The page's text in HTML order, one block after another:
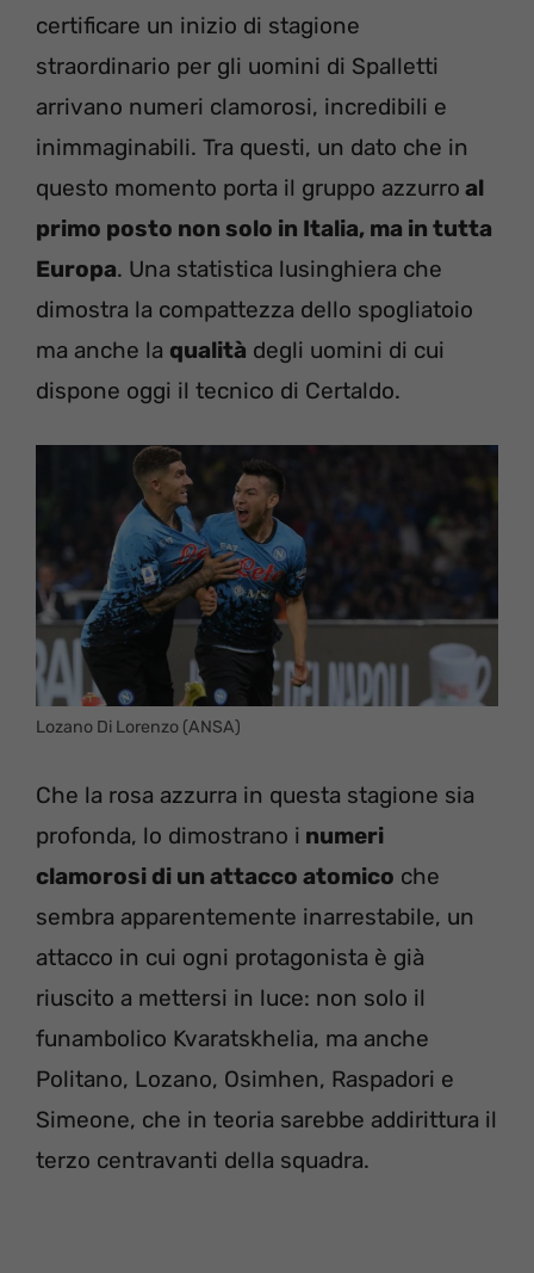
certificare un inizio di stagione
straordinario per gli uomini di Spalletti
arrivano numeri clamorosi, incredibili e
inimmaginabili. Tra questi, un dato che in
questo momento porta il gruppo azzurro al
primo posto non solo in Italia, ma in tutta
Europa. Una statistica lusinghiera che
dimostra la compattezza dello spogliatoio
ma anche la qualità degli uomini di cui
dispone oggi il tecnico di Certaldo.
Lozano Di Lorenzo (ANSA)
Che la rosa azzurra in questa stagione sia
profonda, lo dimostrano i numeri
clamorosi di un attacco atomico che
sembra apparentemente inarrestabile, un
attacco in cui ogni protagonista è già
riuscito a mettersi in luce: non solo il
funambolico Kvaratskhelia, ma anche
Politano, Lozano, Osimhen, Raspadori e
Simeone, che in teoria sarebbe addirittura il
terzo centravanti della squadra.